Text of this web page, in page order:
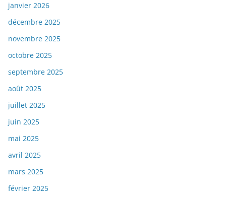
janvier 2026
décembre 2025
novembre 2025
octobre 2025
septembre 2025
août 2025
juillet 2025
juin 2025
mai 2025
avril 2025
mars 2025
février 2025